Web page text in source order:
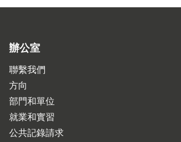
辦公室
聯繫我們
方向
部門和單位
就業和實習
公共記錄請求